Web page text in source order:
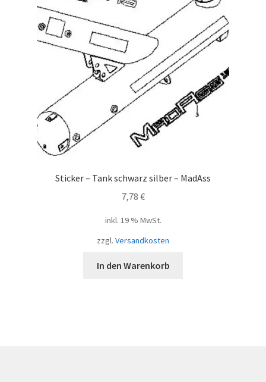
Sticker – Tank schwarz silber – MadAss
7,78 €
inkl. 19 % MwSt.
zzgl. Versandkosten
In den Warenkorb